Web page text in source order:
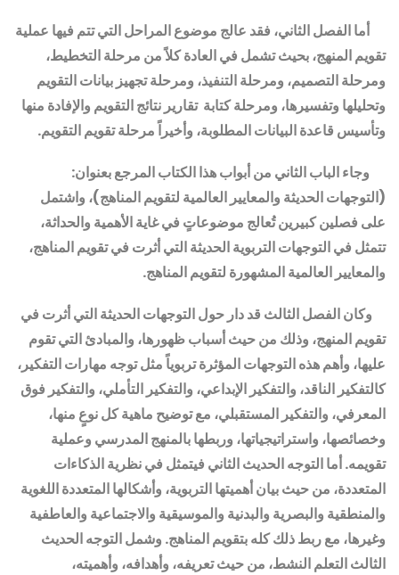
أما الفصل الثاني، فقد عالج موضوع المراحل التي تتم فيها عملية
تقويم المنهج، بحيث تشمل في العادة كلاً من مرحلة التخطيط،
ومرحلة التصميم، ومرحلة التنفيذ، ومرحلة تجهيز بيانات التقويم
وتحليلها وتفسيرها، ومرحلة كتابة تقارير نتائج التقويم والإفادة منها
وتأسيس قاعدة البيانات المطلوبة، وأخيراً مرحلة تقويم التقويم.
وجاء الباب الثاني من أبواب هذا الكتاب المرجع بعنوان:
(التوجهات الحديثة والمعايير العالمية لتقويم المناهج)، واشتمل
على فصلين كبيرين تُعالج موضوعاتٍ في غاية الأهمية والحداثة،
تتمثل في التوجهات التربوية الحديثة التي أثرت في تقويم المناهج،
والمعايير العالمية المشهورة لتقويم المناهج.
وكانالفصل الثالث قد دار حول التوجهات الحديثة التي أثرت في
تقويم المنهج، وذلك من حيث أسباب ظهورها، والمبادئ التي تقوم
عليها، وأهم هذه التوجهات المؤثرة تربوياً مثل توجه مهارات التفكير،
كالتفكير الناقد، والتفكير الإبداعي، والتفكير التأملي، والتفكير فوق
المعرفي، والتفكير المستقبلي، مع توضيح ماهية كل نوعٍ منها،
وخصائصها، واستراتيجياتها، وربطها بالمنهج المدرسي وعملية
تقويمه. أما التوجه الحديث الثاني فيتمثل في نظرية الذكاءات
المتعددة، من حيث بيان أهميتها التربوية، وأشكالها المتعددة اللغوية
والمنطقية والبصرية والبدنية والموسيقية والاجتماعية والعاطفية
وغيرها، مع ربط ذلك كله بتقويم المناهج. وشمل التوجه الحديث
الثالث التعلم النشط، من حيث تعريفه، وأهدافه، وأهميته،